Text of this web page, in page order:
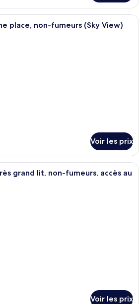
Une chambre d’hôtel avec deux
place, non-fumeurs (Sky View)
Voir les prix
Une chambre d’hôtel moderne
grand lit, non-fumeurs, accès au
Voir les prix